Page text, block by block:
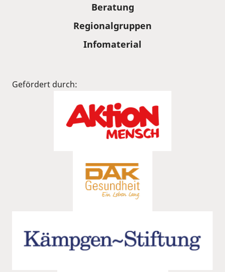
Beratung
Regionalgruppen
Infomaterial
Gefördert durch: